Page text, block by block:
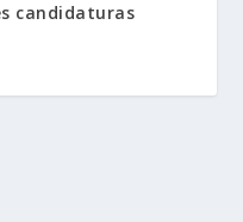
candidaturas